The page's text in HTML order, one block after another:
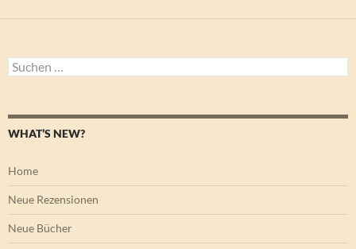
Suchen
nach:
WHAT’S NEW?
Home
Neue Rezensionen
Neue Bücher